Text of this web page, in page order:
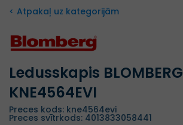
< Atpakaļ uz kategorijām
Ledusskapis BLOMBERG
KNE4564EVI
Preces kods: kne4564evi
Preces svītrkods: 4013833058441